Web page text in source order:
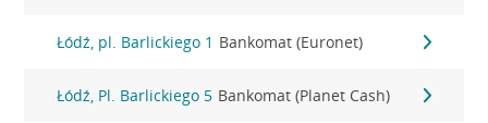
Łódź, pl. Barlickiego 1 Bankomat (Euronet)
Łódź, Pl. Barlickiego 5 Bankomat (Planet Cash)